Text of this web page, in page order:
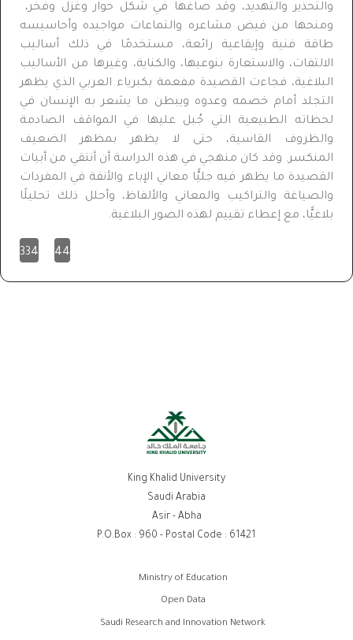
والتحذير والتهديد، وقد صاغها في شكل حوار وغزل وفخر،
ومنحها من فيض مشاعره والتماعات مواجيده وأحاسيسه
طاقة فنية وإيقاعية رائعة، مستخدمًا في ذلك أساليب
الالتفات، والاستعارة بنوعيها، والكناية، وغيرها من الأساليب
البلاغية، فجاءت القصيدة مفعمة بكبرياء العربي الذي يظهر
التجلد أمام خصمه وعدوه ويبطن ما يشعر به الإنسان في
لحظاته الطبيعية التي جُبل عليها في المواقف الصادمة
والظروف القاسية، حتى لا يظهر بمظهر الضعيف
المنكسر. وقد كان منهجي في هذه الدراسة أن أنتقي من أبيات
القصيدة ما يظهر فيه جليًّا معاني الإباء والأنفة في المفردات
والصياغة والتراكيب والمعاني والألفاظ، وأحلل ذلك تحليلًا
بلاغيًّا، مع إعطاء تقييم لهذه الصور البلاغية.
44
334
King Khalid University
Saudi Arabia
Asir - Abha
P.O.Box : 960 - Postal Code : 61421
Ministry of Education
Open Data
Saudi Research and Innovation Network